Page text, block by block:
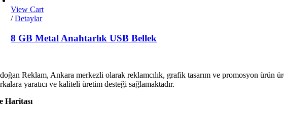
View Cart
/ Detaylar
8 GB Metal Anahtarlık USB Bellek
Reklam, Ankara merkezli olarak reklamcılık, grafik tasarım ve promosyon ürün
yaratıcı ve kaliteli üretim desteği sağlamaktadır.
Haritası